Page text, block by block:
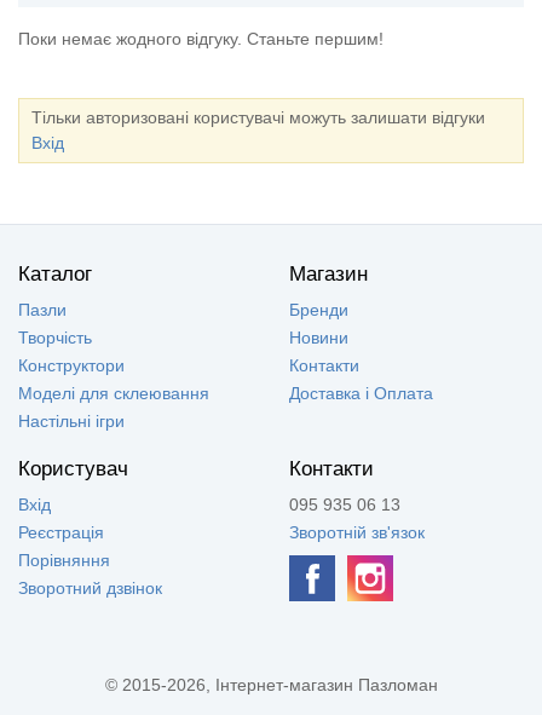
Поки немає жодного відгуку. Станьте першим!
Тільки авторизовані користувачі можуть залишати відгуки
Вхід
Каталог
Пазли
Творчість
Конструктори
Моделі для склеювання
Настільні ігри
Магазин
Бренди
Новини
Контакти
Доставка і Оплата
Користувач
Вхід
Реєстрація
Порівняння
Зворотний дзвінок
Контакти
095 935 06 13
Зворотній зв'язок
© 2015-2026, Інтернет-магазин Пазломан